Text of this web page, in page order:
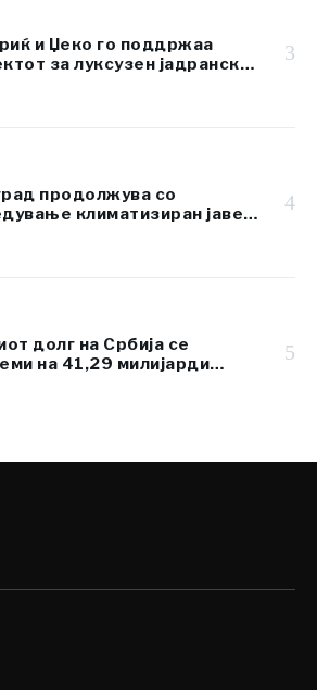
и Џеко го поддржаа
за луксузен јадрански
вреден 920 милиони
3
продолжува со
климатизиран јавен
4
долг на Србија се
на 41,29 милијарди
но остана под 45% од БДП
5